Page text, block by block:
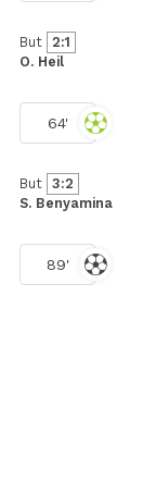
But 2:1
O. Heil
64'
But 3:2
S. Benyamina
89'